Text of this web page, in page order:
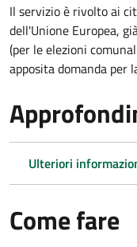
Il servizio è rivolto ai
dell'Unione Europea,
(per le elezioni
apposita domanda per
Ulteriori
Come fare